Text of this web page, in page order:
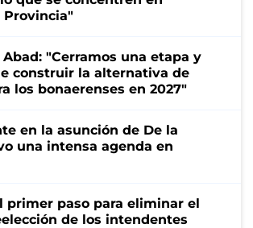
Provincia"
"Cerramos una etapa y
construir la alternativa de
los bonaerenses en 2027"
en la asunción de De la
una intensa agenda en
primer paso para eliminar el
de los intendentes